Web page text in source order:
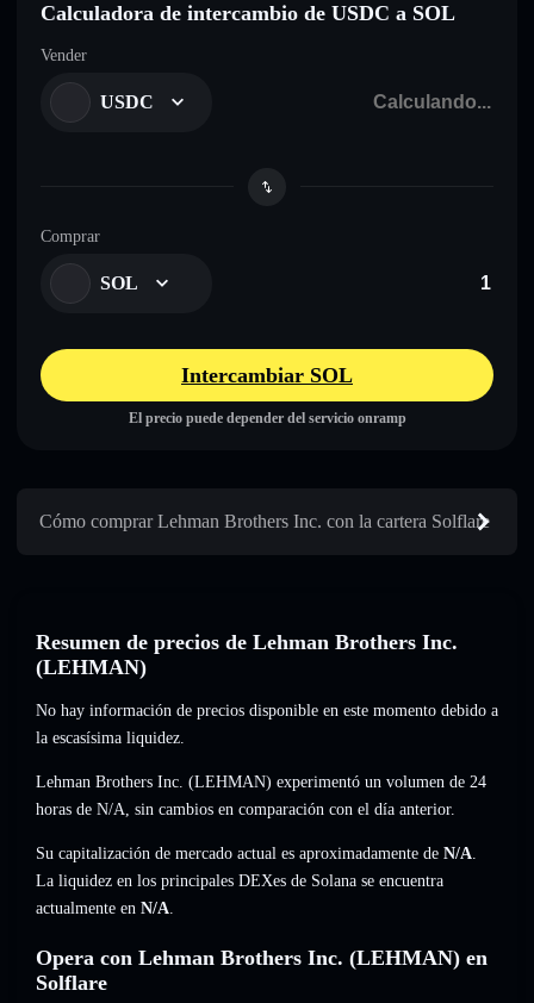
Calculadora de intercambio de USDC a SOL
Vender
USDC
Comprar
SOL
Intercambiar SOL
El precio puede depender del servicio onramp
Cómo comprar Lehman Brothers Inc. con la cartera Solflare
Resumen de precios de Lehman Brothers Inc.
(LEHMAN)
No hay información de precios disponible en este momento debido a
la escasísima liquidez.
Lehman Brothers Inc. (LEHMAN) experimentó un volumen de 24
horas de N/A, sin cambios en comparación con el día anterior.
Su capitalización de mercado actual es aproximadamente de N/A.
La liquidez en los principales DEXes de Solana se encuentra
actualmente en N/A.
Opera con Lehman Brothers Inc. (LEHMAN) en
Solflare